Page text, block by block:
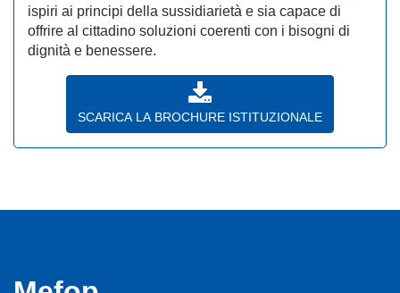
ispiri ai principi della sussidiarietà e sia capace di
offrire al cittadino soluzioni coerenti con i bisogni di
dignità e benessere.
SCARICA LA BROCHURE ISTITUZIONALE